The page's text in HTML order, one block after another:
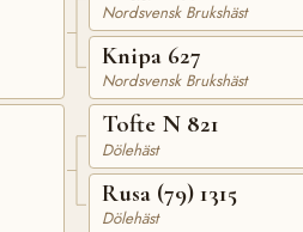
Nordsvensk Brukshäst
Knipa 627
Nordsvensk Brukshäst
Tofte N 821
Dölehäst
Rusa (79) 1315
Dölehäst